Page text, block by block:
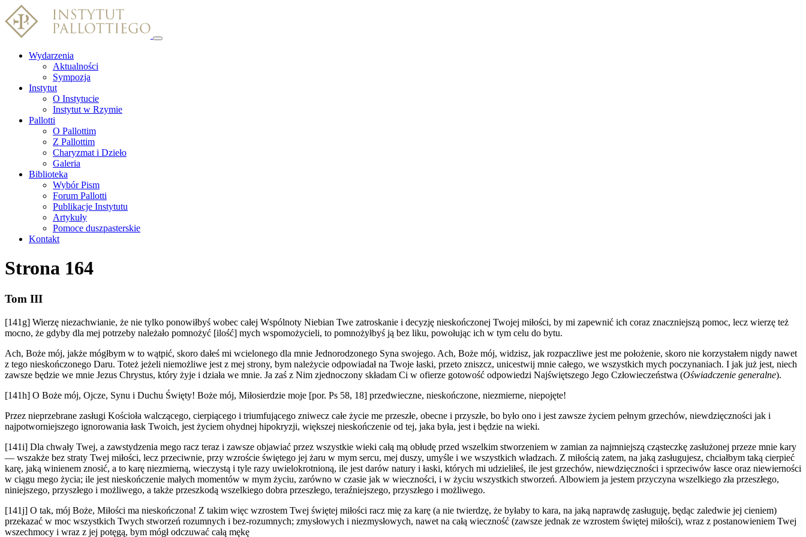
Wydarzenia
Aktualności
Sympozja
Instytut
O Instytucie
Instytut w Rzymie
Pallotti
O Pallottim
Z Pallottim
Charyzmat i Dzieło
Galeria
Biblioteka
Wybór Pism
Forum Pallotti
Publikacje Instytutu
Artykuły
Pomoce duszpasterskie
Kontakt
Strona 164
Tom III
[141g] Wierzę niezachwianie, że nie tylko ponowiłbyś wobec całej Wspólnoty Niebian Twe zatroskanie i decyzję nieskończonej Twojej miłości, by mi zapewnić ich coraz znaczniejszą pomoc, lecz wierzę też
mocno, że gdyby dla mej potrzeby należało pomnożyć [ilość] mych wspomożycieli, to pomnożyłbyś ją bez liku, powołując ich w tym celu do bytu.
Ach, Boże mój, jakże mógłbym w to wątpić, skoro dałeś mi wcielonego dla mnie Jednorodzonego Syna swojego. Ach, Boże mój, widzisz, jak rozpaczliwe jest me położenie, skoro nie korzystałem nigdy nawet
z tego nieskończonego Daru. Toteż jeżeli niemożliwe jest z mej strony, bym należycie odpowiadał na Twoje łaski, przeto zniszcz, unicestwij mnie całego, we wszystkich mych poczynaniach. I jak już jest, niech
zawsze będzie we mnie Jezus Chrystus, który żyje i działa we mnie. Ja zaś z Nim zjednoczony składam Ci w ofierze gotowość odpowiedzi Najświętszego Jego Człowieczeństwa (Oświadczenie generalne).
[141h] O Boże mój, Ojcze, Synu i Duchu Święty! Boże mój, Miłosierdzie moje [por. Ps 58, 18] przedwieczne, nieskończone, niezmierne, niepojęte!
Przez nieprzebrane zasługi Kościoła walczącego, cierpiącego i triumfującego zniwecz całe życie me przeszłe, obecne i przyszłe, bo było ono i jest zawsze życiem pełnym grzechów, niewdzięczności jak i
najpotworniejszego ignorowania łask Twoich, jest życiem ohydnej hipokryzji, większej nieskończenie od tej, jaka była, jest i będzie na wieki.
[141i] Dla chwały Twej, a zawstydzenia mego racz teraz i zawsze objawiać przez wszystkie wieki całą mą obłudę przed wszelkim stworzeniem w zamian za najmniejszą cząsteczkę zasłużonej przeze mnie kary
— wszakże bez straty Twej miłości, lecz przeciwnie, przy wzroście świętego jej żaru w mym sercu, mej duszy, umyśle i we wszystkich władzach. Z miłością zatem, na jaką zasługujesz, chciałbym taką cierpieć
karę, jaką winienem znosić, a to karę niezmierną, wieczystą i tyle razy uwielokrotnioną, ile jest darów natury i łaski, których mi udzieliłeś, ile jest grzechów, niewdzięczności i sprzeciwów łasce oraz niewierności
w ciągu mego życia; ile jest nieskończenie małych momentów w mym życiu, zarówno w czasie jak w wieczności, i w życiu wszystkich stworzeń. Albowiem ja jestem przyczyna wszelkiego zła przeszłego,
niniejszego, przyszłego i możliwego, a także przeszkodą wszelkiego dobra przeszłego, teraźniejszego, przyszłego i możliwego.
[141j] O tak, mój Boże, Miłości ma nieskończona! Z takim więc wzrostem Twej świętej miłości racz mię za karę (a nie twierdzę, że byłaby to kara, na jaką naprawdę zasługuję, będąc zaledwie jej cieniem)
przekazać w moc wszystkich Twych stworzeń rozumnych i bez-rozumnych; zmysłowych i niezmysłowych, nawet na całą wieczność (zawsze jednak ze wzrostem świętej miłości), wraz z postanowieniem Twej
wszechmocy i wraz z jej potęgą, bym mógł odczuwać całą mękę